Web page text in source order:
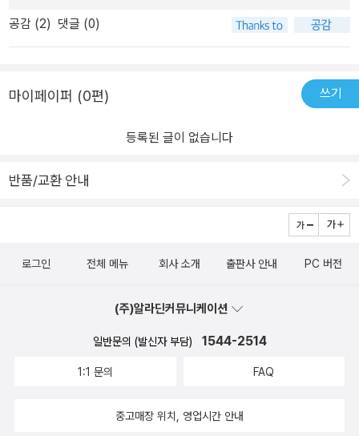
공감 (2) 댓글 (0)
마이페이퍼 (0편) 쓰기
등록된 글이 없습니다
반품/교환 안내
로그인 전체 메뉴 회사 소개 출판사 안내 PC 버전
(주)알라딘커뮤니케이션
일반문의 (발신자 부담) 1544-2514
1:1 문의 FAQ
중고매장 위치, 영업시간 안내